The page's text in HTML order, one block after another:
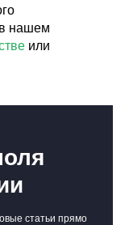
нашем
или
статьи прямо